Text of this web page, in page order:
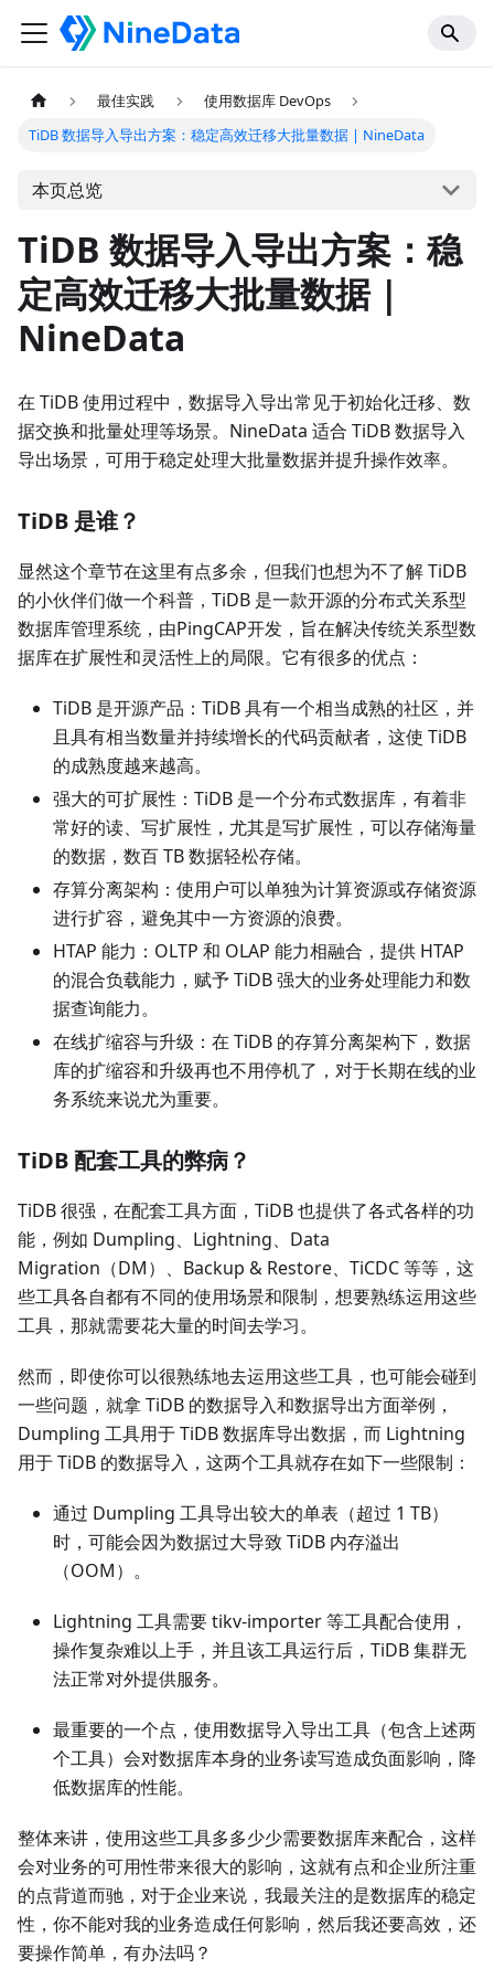
最佳实践
使用数据库 DevOps
TiDB 数据导入导出方案：稳定高效迁移大批量数据 | NineData
本页总览
TiDB 数据导入导出方案：稳
定高效迁移大批量数据 |
NineData
在 TiDB 使用过程中，数据导入导出常见于初始化迁移、数
据交换和批量处理等场景。NineData 适合 TiDB 数据导入
导出场景，可用于稳定处理大批量数据并提升操作效率。
TiDB 是谁？
显然这个章节在这里有点多余，但我们也想为不了解 TiDB
的小伙伴们做一个科普，TiDB 是一款开源的分布式关系型
数据库管理系统，由PingCAP开发，旨在解决传统关系型数
据库在扩展性和灵活性上的局限。它有很多的优点：
TiDB 是开源产品：TiDB 具有一个相当成熟的社区，并
且具有相当数量并持续增长的代码贡献者，这使 TiDB
的成熟度越来越高。
强大的可扩展性：TiDB 是一个分布式数据库，有着非
常好的读、写扩展性，尤其是写扩展性，可以存储海量
的数据，数百 TB 数据轻松存储。
存算分离架构：使用户可以单独为计算资源或存储资源
进行扩容，避免其中一方资源的浪费。
HTAP 能力：OLTP 和 OLAP 能力相融合，提供 HTAP
的混合负载能力，赋予 TiDB 强大的业务处理能力和数
据查询能力。
在线扩缩容与升级：在 TiDB 的存算分离架构下，数据
库的扩缩容和升级再也不用停机了，对于长期在线的业
务系统来说尤为重要。
TiDB 配套工具的弊病？
TiDB 很强，在配套工具方面，TiDB 也提供了各式各样的功
能，例如 Dumpling、Lightning、Data
Migration（DM）、Backup & Restore、TiCDC 等等，这
些工具各自都有不同的使用场景和限制，想要熟练运用这些
工具，那就需要花大量的时间去学习。
然而，即使你可以很熟练地去运用这些工具，也可能会碰到
一些问题，就拿 TiDB 的数据导入和数据导出方面举例，
Dumpling 工具用于 TiDB 数据库导出数据，而 Lightning
用于 TiDB 的数据导入，这两个工具就存在如下一些限制：
通过 Dumpling 工具导出较大的单表（超过 1 TB）
时，可能会因为数据过大导致 TiDB 内存溢出
（OOM）。
Lightning 工具需要 tikv-importer 等工具配合使用，
操作复杂难以上手，并且该工具运行后，TiDB 集群无
法正常对外提供服务。
最重要的一个点，使用数据导入导出工具（包含上述两
个工具）会对数据库本身的业务读写造成负面影响，降
低数据库的性能。
整体来讲，使用这些工具多多少少需要数据库来配合，这样
会对业务的可用性带来很大的影响，这就有点和企业所注重
的点背道而驰，对于企业来说，我最关注的是数据库的稳定
性，你不能对我的业务造成任何影响，然后我还要高效，还
要操作简单，有办法吗？